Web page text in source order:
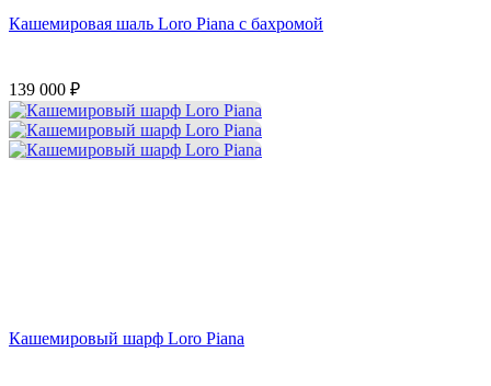
Кашемировая шаль Loro Piana с бахромой
139 000 ₽
Кашемировый шарф Loro Piana